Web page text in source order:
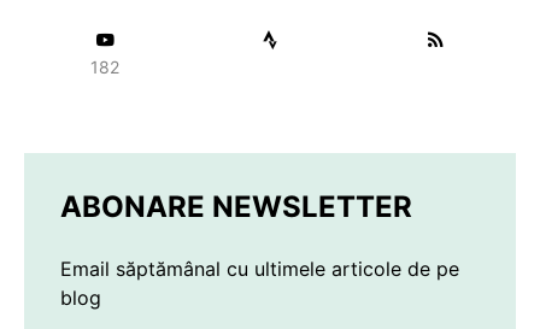
182
ABONARE NEWSLETTER
Email săptămânal cu ultimele articole de pe
blog